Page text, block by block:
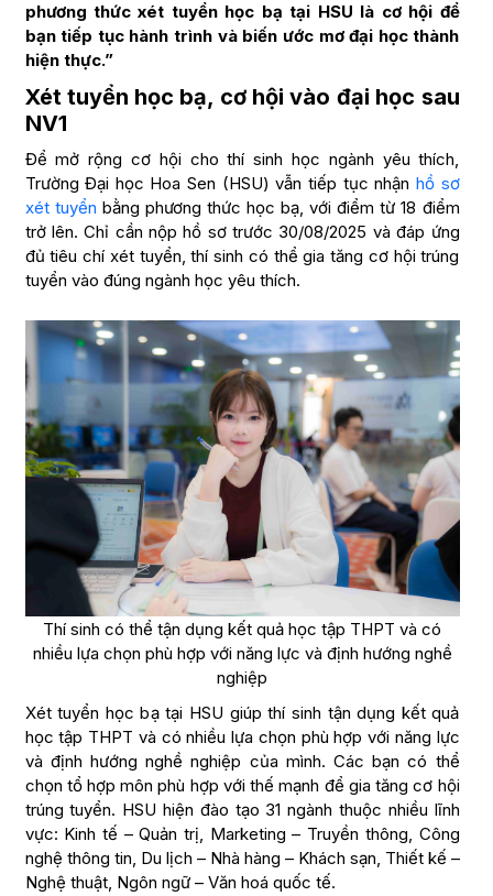
phương thức xét tuyển học bạ tại HSU là cơ hội để
bạn tiếp tục hành trình và biến ước mơ đại học thành
hiện thực.”
Xét tuyển học bạ, cơ hội vào đại học sau
NV1
Để mở rộng cơ hội cho thí sinh học ngành yêu thích,
Trường Đại học Hoa Sen (HSU) vẫn tiếp tục nhận hồ sơ
xét tuyển bằng phương thức học bạ, với điểm từ 18 điểm
trở lên. Chỉ cần nộp hồ sơ trước 30/08/2025 và đáp ứng
đủ tiêu chí xét tuyển, thí sinh có thể gia tăng cơ hội trúng
tuyển vào đúng ngành học yêu thích.
Thí sinh có thể tận dụng kết quả học tập THPT và có
nhiều lựa chọn phù hợp với năng lực và định hướng nghề
nghiệp
Xét tuyển học bạ tại HSU giúp thí sinh tận dụng kết quả
học tập THPT và có nhiều lựa chọn phù hợp với năng lực
và định hướng nghề nghiệp của mình. Các bạn có thể
chọn tổ hợp môn phù hợp với thế mạnh để gia tăng cơ hội
trúng tuyển. HSU hiện đào tạo 31 ngành thuộc nhiều lĩnh
vực: Kinh tế – Quản trị, Marketing – Truyền thông, Công
nghệ thông tin, Du lịch – Nhà hàng – Khách sạn, Thiết kế –
Nghệ thuật, Ngôn ngữ – Văn hoá quốc tế.